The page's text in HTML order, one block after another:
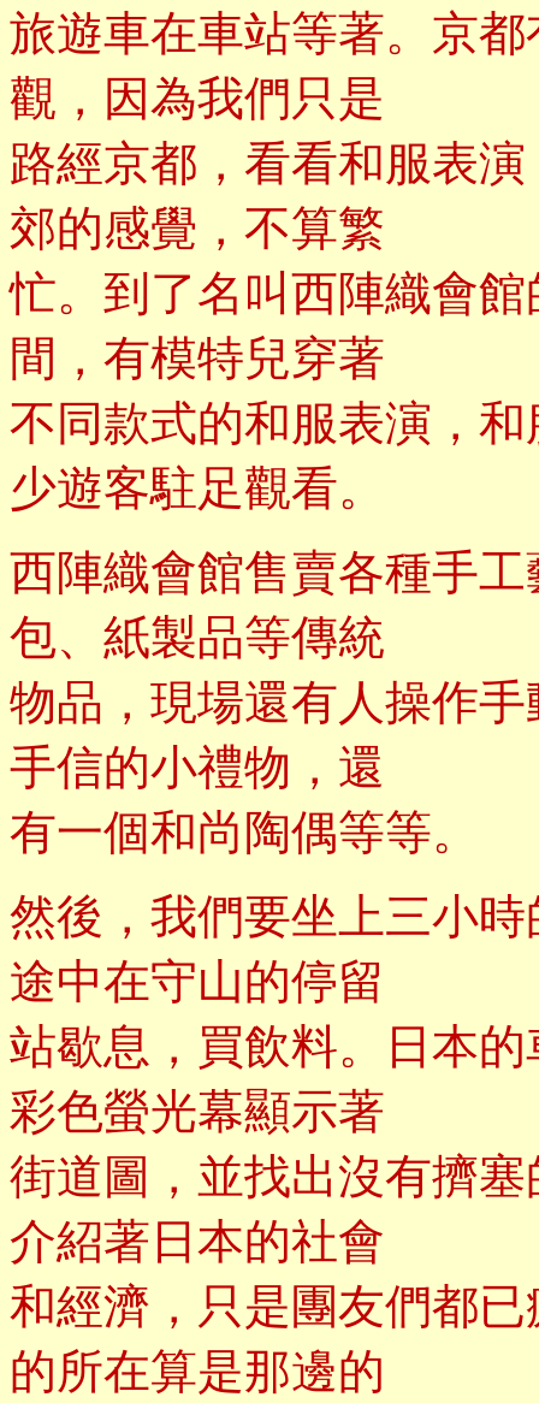
旅遊車在車站等著。京
觀，因為我們只是
路經京都，看看和服表
郊的感覺，不算繁
忙。到了名叫西陣織會
間，有模特兒穿著
不同款式的和服表演，
少遊客駐足觀看。
西陣織會館售賣各種手
包、紙製品等傳統
物品，現場還有人操作
手信的小禮物，還
有一個和尚陶偶等等。
然後，我們要坐上三小
途中在守山的停留
站歇息，買飲料。日本
彩色螢光幕顯示著
街道圖，並找出沒有擠
介紹著日本的社會
和經濟，只是團友們都
的所在算是那邊的